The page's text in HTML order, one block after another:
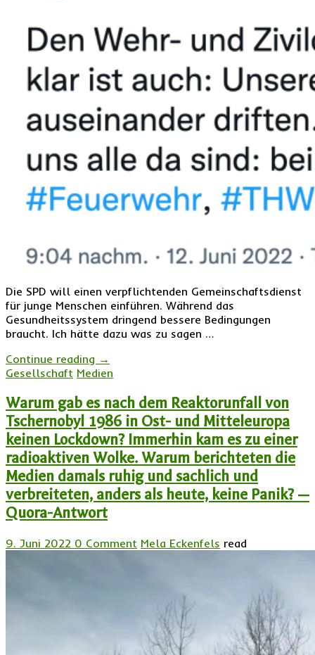
Die SPD will einen verpflichtenden Gemeinschaftsdienst
für junge Menschen einführen. Während das
Gesundheitssystem dringend bessere Bedingungen
braucht. Ich hätte dazu was zu sagen …
Continue reading →
Gesellschaft Medien
Warum gab es nach dem Reaktorunfall von
Tschernobyl 1986 in Ost- und Mitteleuropa
keinen Lockdown? Immerhin kam es zu einer
radioaktiven Wolke. Warum berichteten die
Medien damals ruhig und sachlich und
verbreiteten, anders als heute, keine Panik? —
Quora-Antwort
9. Juni 2022 0 Comment Mela Eckenfels read